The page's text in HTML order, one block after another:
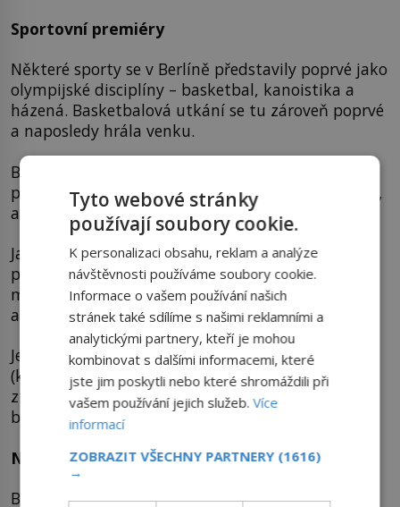
Sportovní premiéry
Některé sporty se v Berlíně představily poprvé jako
olympijské disciplíny – basketbal, kanoistika a
házená. Basketbalová utkání se tu zároveň poprvé
a naposledy hrála venku.
Basketbal se poprvé objevil na olympijském
programu už v roce 1904 v americkém Saint Louis,
ale jen jako ukázkový sport.
Jako soutěžní disciplína se basketbal hrál poprvé
právě v roce 1936. Organizační výbor vybral jako
místo pro jednotlivá utkání tenisový stadion s
antukovými kurty.
Jenže právě během finále mezi USA a Kanadou
(které skončilo vítězstvím USA 19:8) silný déšť
ztěžoval oběma týmům hru. Napříště už se
basketbalová soutěž konala v hale.
Nejzajímavější sportovní úspěchy
Berlín zapsal do historie také několik zajímavých
Tyto webové stránky
používají soubory cookie.
K personalizaci obsahu, reklam a analýze
návštěvnosti používáme soubory cookie.
Informace o vašem používání našich
stránek také sdílíme s našimi reklamními a
analytickými partnery, kteří je mohou
kombinovat s dalšími informacemi, které
jste jim poskytli nebo které shromáždili při
vašem používání jejich služeb.Více
informací
ZOBRAZIT VŠECHNY PARTNERY (1616)
→